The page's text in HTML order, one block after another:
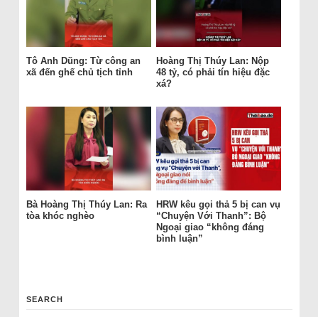
Tô Anh Dũng: Từ công an
xã đến ghế chủ tịch tỉnh
Hoàng Thị Thúy Lan: Nộp
48 tỷ, có phải tín hiệu đặc
xá?
Bà Hoàng Thị Thúy Lan: Ra
tòa khóc nghèo
HRW kêu gọi thả 5 bị can vụ
“Chuyện Với Thanh”: Bộ
Ngoại giao “không đáng
bình luận”
SEARCH